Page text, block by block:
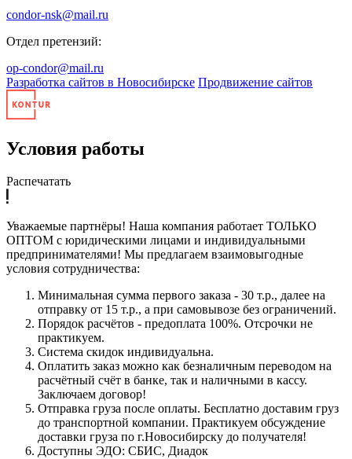
condor-nsk@mail.ru
Отдел претензий:
op-condor@mail.ru
Разработка сайтов в Новосибирске Продвижение сайтов
Условия работы
Распечатать
Уважаемые партнёры! Наша компания работает ТОЛЬКО
ОПТОМ с юридическими лицами и индивидуальными
предпринимателями! Мы предлагаем взаимовыгодные
условия сотрудничества:
Минимальная сумма первого заказа - 30 т.р., далее на
отправку от 15 т.р., а при самовывозе без ограничений.
Порядок расчётов - предоплата 100%. Отсрочки не
практикуем.
Система скидок индивидуальна.
Оплатить заказ можно как безналичным переводом на
расчётный счёт в банке, так и наличными в кассу.
Заключаем договор!
Отправка груза после оплаты. Бесплатно доставим груз
до транспортной компании. Практикуем обсуждение
доставки груза по г.Новосибирску до получателя!
Доступны ЭДО: СБИС, Диадок